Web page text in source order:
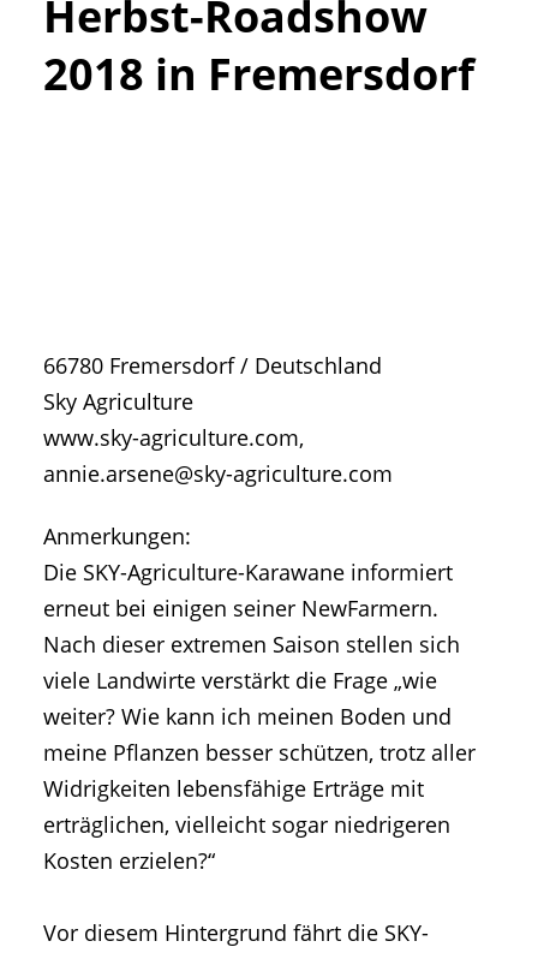
• Geschichte und Geschichten
• Messen und Veranstaltungen
• Mitteilung der Redaktion
Herbst-Roadshow
2018 in Fremersdorf
66780 Fremersdorf/ Deutschland
Sky Agriculture
www.sky-agriculture.com,
annie.arsene@sky-agriculture.com
Anmerkungen:
Die SKY-Agriculture-Karawane informiert
erneut bei einigen seiner NewFarmern.
Nach dieser extremen Saison stellen sich
viele Landwirte verstärkt die Frage „wie
weiter? Wie kann ich meinen Boden und
meine Pflanzen besser schützen, trotz aller
Widrigkeiten lebensfähige Erträge mit
erträglichen, vielleicht sogar niedrigeren
Kosten erzielen?“
Vor diesem Hintergrund fährt die SKY-